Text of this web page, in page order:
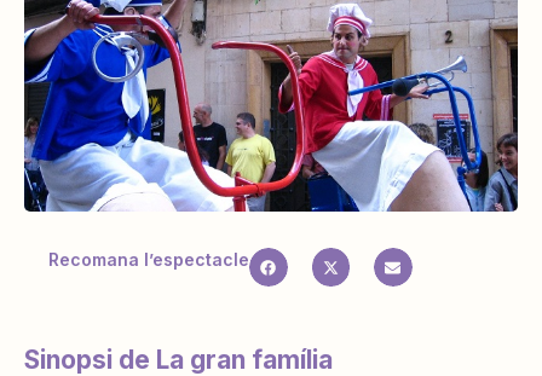
Recomana l’espectacle
Sinopsi de La gran família